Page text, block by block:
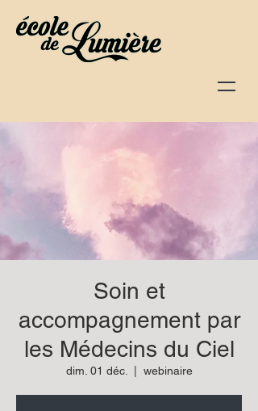
Soin et
accompagnement par
les Médecins du Ciel
dim. 01 déc. webinaire